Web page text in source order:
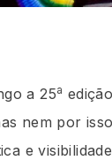
a 25a
nem por
e